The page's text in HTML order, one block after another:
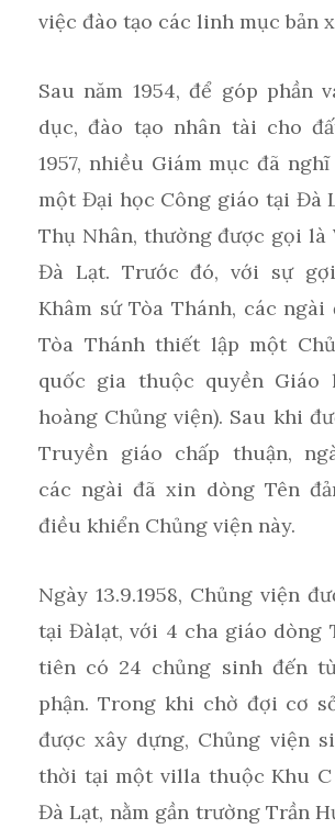
việc đào tạo các linh mục bản
Sau năm 1954, để góp phần
dục, đào tạo nhân tài cho
1957, nhiều Giám mục đã
một Đại học Công giáo tại Đà
Thụ Nhân, thường được gọi là
Đà Lạt. Trước đó, với sự
Khâm sứ Tòa Thánh, các
Tòa Thánh thiết lập một
quốc gia thuộc quyền Giáo
hoàng Chủng viện). Sau khi
Truyền giáo chấp thuận,
các ngài đã xin dòng Tên
điều khiển Chủng viện này.
Ngày 13.9.1958, Chủng viện
tại Đàlạt, với 4 cha giáo dòng
tiên có 24 chủng sinh đến
phận. Trong khi chờ đợi cơ
được xây dựng, Chủng viện
thời tại một villa thuộc Khu
Đà Lạt, nằm gần trường Trần